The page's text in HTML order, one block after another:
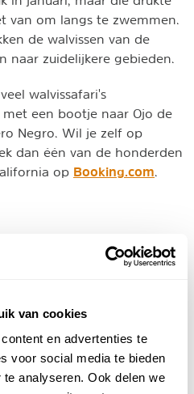
van cookies
en advertenties te
voor social media te bieden
analyseren. Ook delen we
van om langs te zwemmen.
de walvissen van de
naar zuidelijkere gebieden.
walvissafari's
een bootje naar Ojo de
Negro. Wil je zelf op
dan één van de honderden
op Booking.com
- Walvissafari Los Cabos
Mexico